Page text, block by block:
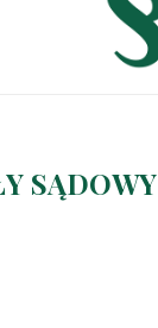
SĄDOWY